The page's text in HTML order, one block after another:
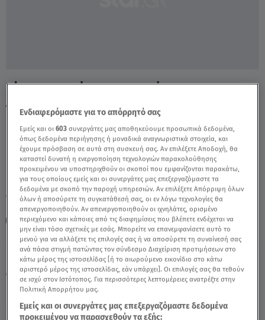
Κυριακή 9 Αυγούστου 2026
15.12.23, 14:42 ΕΛΛΑΔΑ
Ρέντη: Χτυπούσαν Και Αφού Ο
Αστυνομικός Χτυπήθηκε - Video
TAGS: ΑΣΤΥΝΟΜΙΚΟΣ ΡΕΝΤΗ ΕΠΕΙΣΟΔΙΑ ΕΠΙΘΕΣΗ
ΦΩΤΟΒΟΛΙΔΑ
Ενδιαφερόμαστε για το απόρρητό σας
Εμείς και οι603 συνεργάτες μας αποθηκεύουμε προσωπικά δεδομένα,
όπως δεδομένα περιήγησης ή μοναδικά αναγνωριστικά στοιχεία, και
έχουμε πρόσβαση σε αυτά στη συσκευή σας. Αν επιλέξετε Αποδοχή, θα
καταστεί δυνατή η ενεργοποίηση τεχνολογιών παρακολούθησης
προκειμένου να υποστηριχθούν οι σκοποί που εμφανίζονται παρακάτω,
για τους οποίους εμείς και οι συνεργάτες μας επεξεργαζόμαστε τα
δεδομένα με σκοπό την παροχή υπηρεσιών. Αν επιλέξετε Απόρριψη όλων
όλων ή αποσύρετε τη συγκατάθεσή σας, οι εν λόγω τεχνολογίες θα
απενεργοποιηθούν. Αν απενεργοποιηθούν οι ιχνηλάτες, ορισμένο
περιεχόμενο και κάποιες από τις διαφημίσεις που βλέπετε ενδέχεται να
μην είναι τόσο σχετικές με εσάς. Μπορείτε να επανεμφανίσετε αυτό το
μενού για να αλλάξετε τις επιλογές σας ή να αποσύρετε τη συναίνεσή σας
ανά πάσα στιγμή πατώντας τον σύνδεσμο Διαχείριση προτιμήσεων στο
κάτω μέρος της ιστοσελίδας [ή το αιωρούμενο εικονίδιο στο κάτω
αριστερό μέρος της ιστοσελίδας, εάν υπάρχει]. Οι επιλογές σας θα τεθούν
σε ισχύ στον Ιστότοπος. Για περισσότερες λεπτομέρειες ανατρέξτε στην
Πολιτική Απορρήτου μας.
Εμείς και οι συνεργάτες μας επεξεργαζόμαστε δεδομένα
προκειμένου να παρασχεθούν τα εξής: